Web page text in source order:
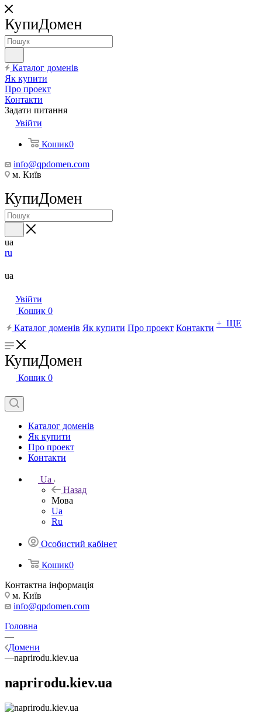
КупиДомен
Каталог доменів
Як купити
Про проект
Контакти
Задати питання
Увійти
Кошик0
info@qpdomen.com
м. Київ
КупиДомен
ua
ru
ua
Увійти
Кошик 0
Каталог доменів Як купити Про проект Контакти + ЩЕ
КупиДомен
Кошик 0
Каталог доменів
Як купити
Про проект
Контакти
Ua
Назад
Мова
Ua
Ru
Особистий кабінет
Кошик0
Контактна інформація
м. Київ
info@qpdomen.com
Головна
—
Домени
—naprirodu.kiev.ua
naprirodu.kiev.ua